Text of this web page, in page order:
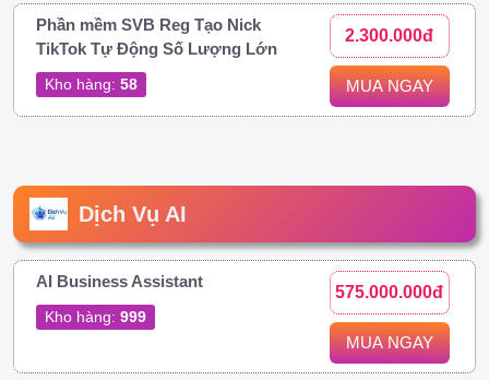
Phần mềm SVB Reg Tạo Nick
TikTok Tự Động Số Lượng Lớn
Kho hàng: 58
2.300.000đ
MUA NGAY
Dịch Vụ AI
AI Business Assistant
Kho hàng: 999
575.000.000đ
MUA NGAY